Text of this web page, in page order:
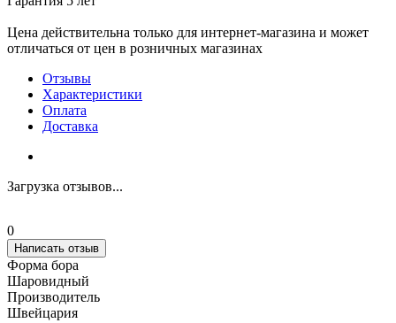
Цена действительна только для интернет-магазина и может
отличаться от цен в розничных магазинах
Отзывы
Характеристики
Оплата
Доставка
Загрузка отзывов...
0
Написать отзыв
Форма бора
Шаровидный
Производитель
Швейцария